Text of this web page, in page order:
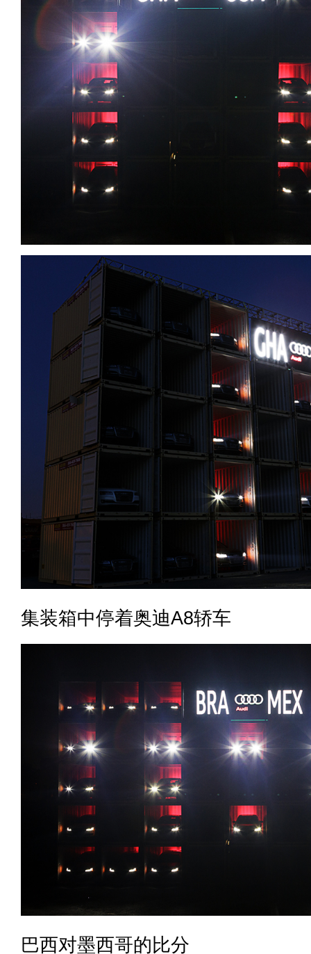
集装箱中停着奥迪A8轿车
巴西对墨西哥的比分